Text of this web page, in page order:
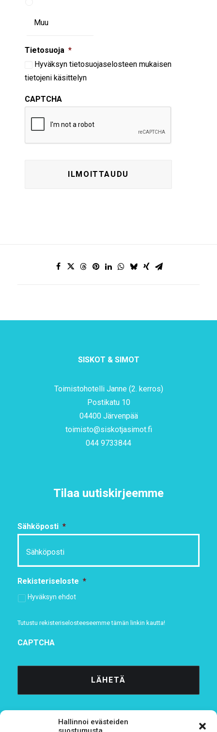
Hallinnoi evästeiden
Tietosuoja *
Hyväksyn tietosuojaselosteen mukaisen
tietojeni käsittelyn
CAPTCHA
SISKOT & SIMOT
Toimistohotelli Janne (2. kerros)
Postikatu 10
04400 Järvenpää
toimisto@siskotjasimot.fi
044 9733844
Tilaa uutiskirjeemme
Sähköposti *
Rekisteriseloste *
Hyväksyn ehdot
Tutustu rekisteriselosteeseemmetämän linkin kautta!
CAPTCHA